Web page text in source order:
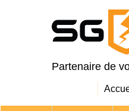
Partenaire de